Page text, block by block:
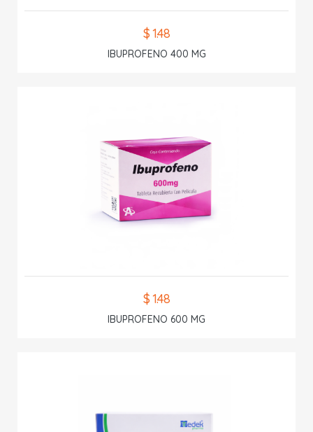
$ 1.48
IBUPROFENO 400 MG
$ 1.48
IBUPROFENO 600 MG